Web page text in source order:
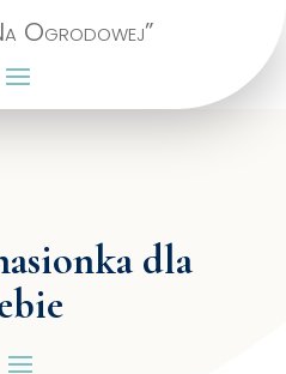
Ogrodowej”
dla